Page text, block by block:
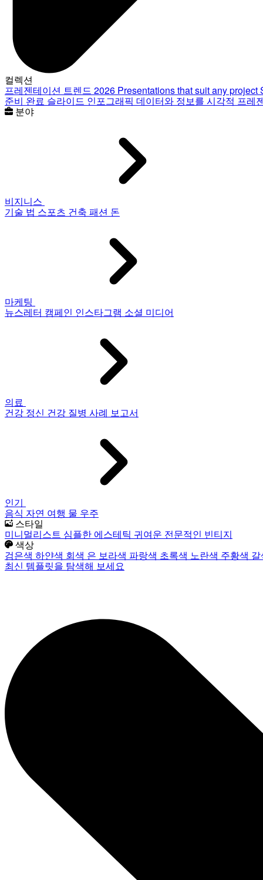
컬렉션
프레젠테이션 트렌드 2026 Presentations that suit any project
준비 완료 슬라이드 인포그래픽 데이터와 정보를 시각적 프레
분야
비지니스
기술 법 스포츠 건축 패션 돈
마케팅
뉴스레터 캠페인 인스타그램 소셜 미디어
의료
건강 정신 건강 질병 사례 보고서
인기
음식 자연 여행 물 우주
스타일
미니멀리스트 심플한 에스테틱 귀여운 전문적인 빈티지
색상
검은색 하얀색 회색 은 보라색 파랑색 초록색 노란색 주황색
최신 템플릿을 탐색해 보세요